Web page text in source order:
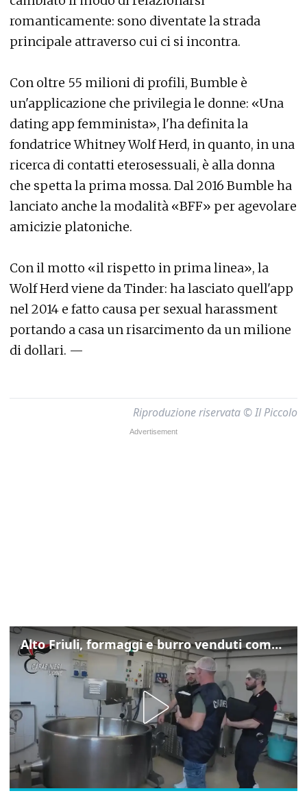
romanticamente: sono diventate la strada
principale attraverso cui ci si incontra.
Con oltre 55 milioni di profili, Bumble è
un'applicazione che privilegia le donne: «Una
dating app femminista», l'ha definita la
fondatrice Whitney Wolf Herd, in quanto, in una
ricerca di contatti eterosessuali, è alla donna
che spetta la prima mossa. Dal 2016 Bumble ha
lanciato anche la modalità «BFF» per agevolare
amicizie platoniche.
Con il motto «il rispetto in prima linea», la
Wolf Herd viene da Tinder: ha lasciato quell'app
nel 2014 e fatto causa per sexual harassment
portando a casa un risarcimento da un milione
di dollari. —
Riproduzione riservata © Il Piccolo
Alto Friuli, formaggi e burro venduti come locali: nei prodotti latte da fuori regione e dall’estero